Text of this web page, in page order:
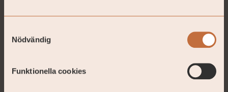
Nödvändig
Funktionella cookies
Danmark